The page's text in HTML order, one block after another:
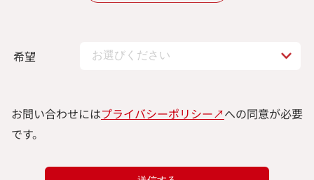
希望
お問い合わせにはプライバシーポリシー↗︎への同意が必要
です。